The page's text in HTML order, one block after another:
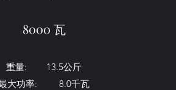
8000 瓦
重量: 13.5公斤
大功率: 8.0千瓦